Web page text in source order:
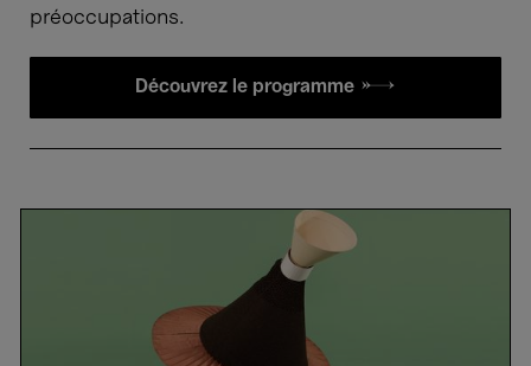
préoccupations.
Découvrez le programme →